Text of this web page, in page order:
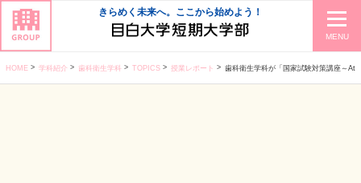
きらめく未来へ。ここから始めよう！
MENU
HOME 学科紹介 歯科衛生学科 TOPICS 授業レポート 歯科衛生学科が「国家試験対策講座～